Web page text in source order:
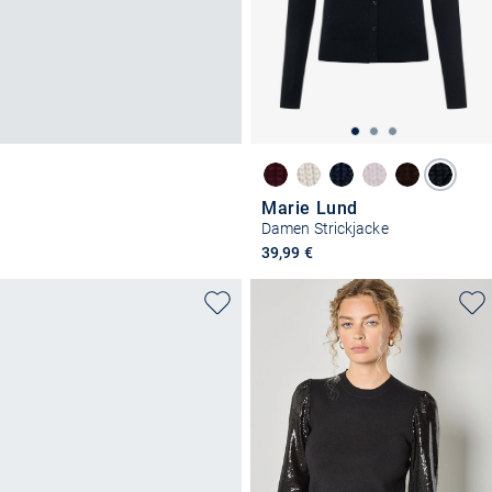
Marie Lund
Damen Strickjacke
39,99 €